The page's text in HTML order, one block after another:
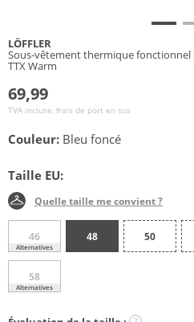
LÖFFLER
Sous-vêtement thermique
TTX Warm
69,99
TVA incluse, frais de port en sus
Couleur: Bleu foncé
Taille EU:
Quelle taille me convient ?
46
Alternatives
48 50
58
Alternatives